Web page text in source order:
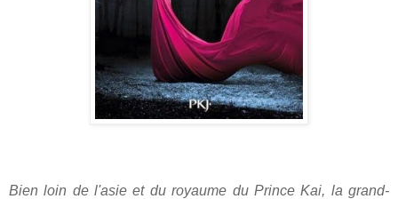
Bien loin de l'asie et du royaume du Prince Kai, la grand-